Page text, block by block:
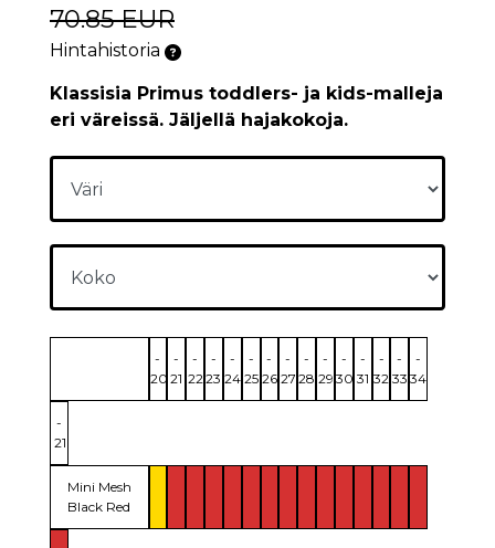
70.85 EUR
Hintahistoria
Klassisia Primus toddlers- ja kids-malleja
eri väreissä. Jäljellä hajakokoja.
-
20
-
21
-
22
-
23
-
24
-
25
-
26
-
27
-
28
-
29
-
30
-
31
-
32
-
33
-
34
-
21
Mini Mesh
Black Red